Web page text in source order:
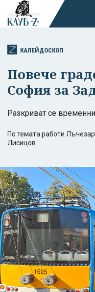
КАЛЕЙДОСКОП
Повече
София за
Разкриват се
По темата работи Лъчезар
Лисицов